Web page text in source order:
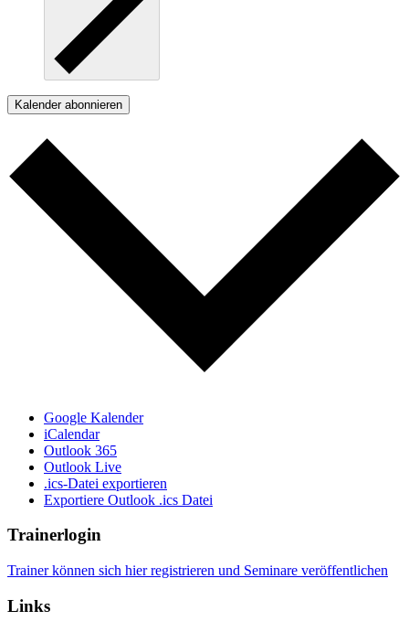
Kalender abonnieren
Google Kalender
iCalendar
Outlook 365
Outlook Live
.ics-Datei exportieren
Exportiere Outlook .ics Datei
Trainerlogin
Trainer können sich hier registrieren und Seminare veröffentlichen
Links